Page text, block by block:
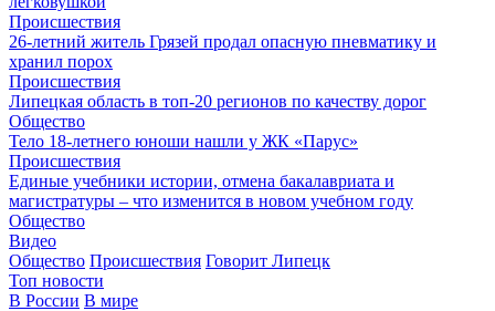
Происшествия
26-летний житель Грязей продал опасную пневматику и
хранил порох
Происшествия
Липецкая область в топ-20 регионов по качеству дорог
Общество
Тело 18-летнего юноши нашли у ЖК «Парус»
Происшествия
Единые учебники истории, отмена бакалавриата и
магистратуры – что изменится в новом учебном году
Общество
Видео
Общество Происшествия Говорит Липецк
Топ новости
В России В мире